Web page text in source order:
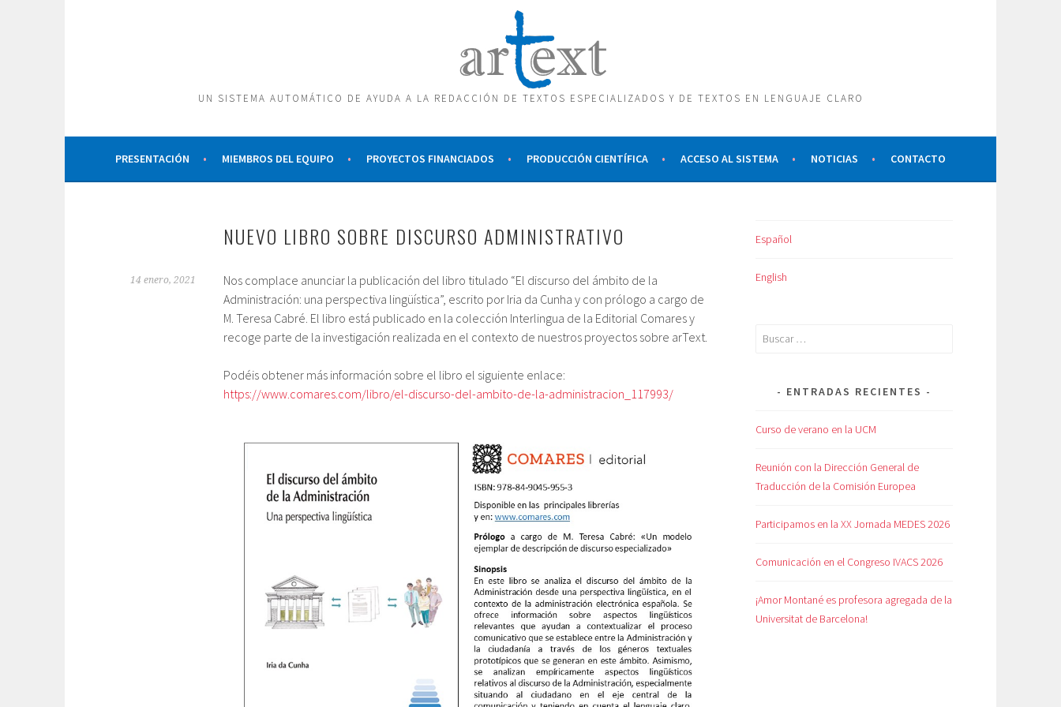
UN SISTEMA AUTOMÁTICO DE AYUDA A LA REDACCIÓN DE TEXTOS ESPECIALIZADOS Y DE TEXTOS EN LENGUAJE CLARO
PRESENTACIÓN MIEMBROS DEL EQUIPO PROYECTOS FINANCIADOS PRODUCCIÓN CIENTÍFICA ACCESO AL SISTEMA NOTICIAS CONTACTO
NUEVO LIBRO SOBRE DISCURSO ADMINISTRATIVO
14 enero, 2021
Nos complace anunciar la publicación del libro titulado “El discurso del ámbito de la
Administración: una perspectiva lingüística”, escrito por Iria da Cunha y con prólogo a cargo de
M. Teresa Cabré. El libro está publicado en la colección Interlingua de la Editorial Comares y
recoge parte de la investigación realizada en el contexto de nuestros proyectos sobre arText.
Podéis obtener más información sobre el libro el siguiente enlace:
https://www.comares.com/libro/el-discurso-del-ambito-de-la-administracion_117993/
Español
English
Buscar:
ENTRADAS RECIENTES
Curso de verano en la UCM
Reunión con la Dirección General de
Traducción de la Comisión Europea
Participamos en la XX Jornada MEDES 2026
Comunicación en el Congreso IVACS 2026
¡Amor Montané es profesora agregada de la
Universitat de Barcelona!